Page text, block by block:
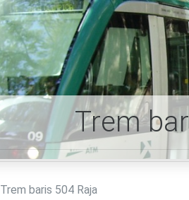
Trem
Trem baris 504 Raja